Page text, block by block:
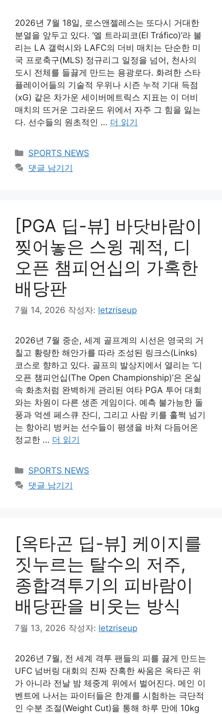
2026년 7월 18일, 로스앤젤레스는 또다시 거대한
분열을 앞두고 있다. ‘엘 트라피코(El Tráfico)’라 불
리는 LA 갤럭시와 LAFC의 더비 매치는 단순한 미
국 프로축구(MLS) 정규리그 일정을 넘어, 천사의
도시 전체를 들끓게 만드는 용광로다. 화려한 스타
플레이어들의 기술적 우위나 시즌 누적 기대 득점
(xG) 같은 차가운 세이버메트릭스 지표는 이 더비
매치의 뜨거운 그라운드 위에서 자주 그 힘을 잃는
다. 선수들의 원초적인 … 더 읽기
카
테
고
SPORTS NEWS
댓글 남기기
[PGA 딥-뷰] 바닷바람이
찢어놓은 스윙 궤적, 디
오픈 챔피언십의 가혹한
배당판
7월 14, 2026 작성자: letzriseup
2026년 7월 중순, 세계 골프계의 시선은 영국의 거
칠고 황량한 해안가를 따라 조성된 링크스(Links)
코스로 향하고 있다. 골프의 발상지에서 열리는 ‘디
오픈 챔피언십(The Open Championship)’은 온실
속 화초처럼 완벽하게 관리된 여타 PGA 투어 대회
와는 차원이 다른 생존 게임이다. 예측 불가능한 돌
풍과 억센 페스큐 잔디, 그리고 사람 키를 훌쩍 넘기
는 항아리 벙커는 선수들이 평생을 바쳐 다듬어온
정교한 … 더 읽기
카
테
SPORTS NEWS
댓글 남기기
[옥타곤 딥-뷰] 케이지를
짓누르는 탈수의 저주,
종합격투기의 피바람이
배당판을 비웃는 방식
7월 13, 2026 작성자: letzriseup
2026년 7월, 전 세계 격투 팬들의 피를 끓게 만드는
UFC 넘버링 대회의 진짜 잔혹한 싸움은 옥타곤 위
가 아니라 전날 밤 체중계 위에서 벌어진다. 메인 이
벤트에 나서는 파이터들은 한계를 시험하는 극단적
인 수분 조절(Weight Cut)을 통해 하루 만에 10kg